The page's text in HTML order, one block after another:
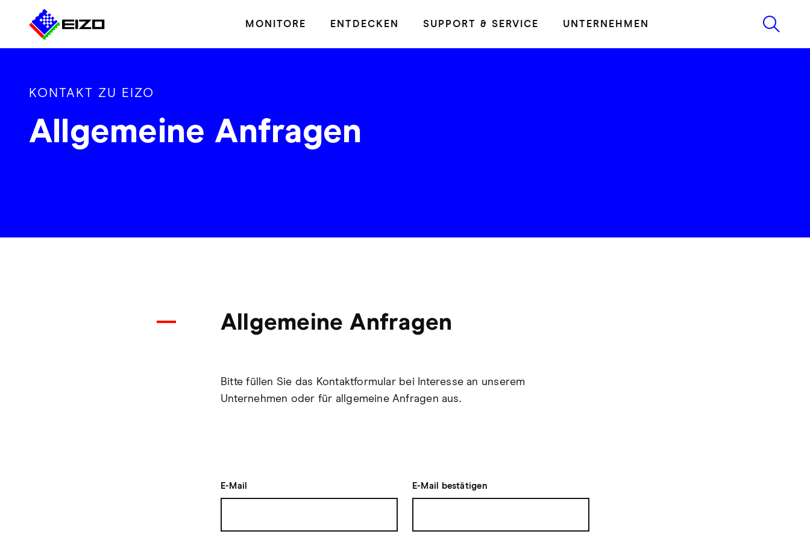
MONITORE ENTDECKEN SUPPORT & SERVICE UNTERNEHMEN
KONTAKT ZU EIZO
Allgemeine Anfragen
Allgemeine Anfragen
Bitte füllen Sie das Kontaktformular bei Interesse an unserem
Unternehmen oder für allgemeine Anfragen aus.
E-Mail E-Mail bestätigen